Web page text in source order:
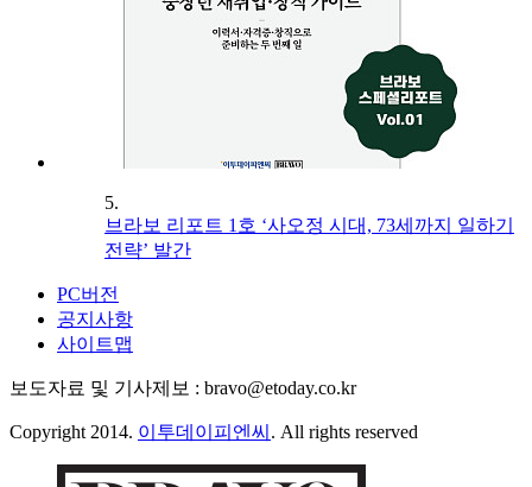
5.
브라보 리포트 1호 ‘사오정 시대, 73세까지 일하기
전략’ 발간
PC버전
공지사항
사이트맵
보도자료 및 기사제보 : bravo@etoday.co.kr
Copyright 2014. 이투데이피엔씨 . All rights reserved